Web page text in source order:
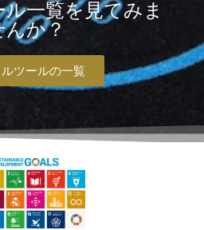
一覧を見てみま
んか？
ツールの一覧